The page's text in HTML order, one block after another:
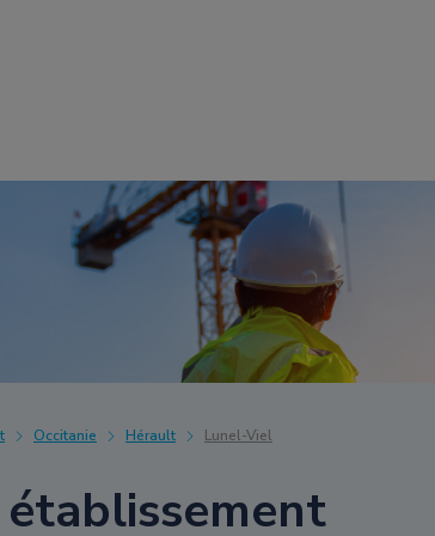
Occitanie Hérault Lunel-Viel